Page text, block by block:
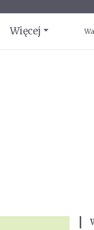
Więcej